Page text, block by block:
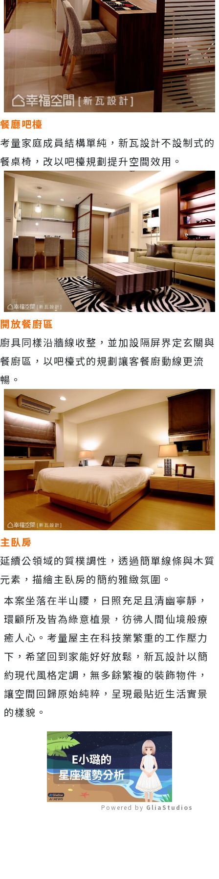
餐廳吧檯
考量家庭成員結構單純，新瓦設計不設制式的
餐桌椅，改以吧檯規劃提升空間效用。
開放餐廚區
廚具同樣沿牆線收整，並加設隔屏界定玄關與
餐廚區，以吧檯式的規劃讓客餐廚動線更流
暢。
主臥房
延續公領域的質樸調性，透過簡單線條與木質
元素，描繪主臥房的簡約雅緻氛圍。
本案坐落在半山腰，日照充足且清幽寧靜，
環顧所及皆為綠意植景，彷彿人間仙境般療
癒人心。考量屋主在科技業繁重的工作壓力
下，希望回到家能好好放鬆，新瓦設計以簡
約現代風格定調，無多餘繁複的裝飾物件，
讓空間回歸原始純粹，呈現最貼近生活實景
的樣貌。
Powered by GliaStudios